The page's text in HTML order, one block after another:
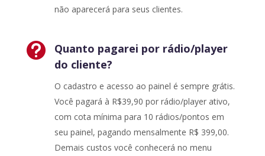
não aparecerá para seus clientes.

Quanto pagarei por rádio/player
do cliente?
O cadastro e acesso ao painel é sempre grátis.
Você pagará à R$39,90 por rádio/player ativo,
com cota mínima para 10 rádios/pontos em
seu painel, pagando mensalmente R$ 399,00.
Demais custos você conhecerá no menu